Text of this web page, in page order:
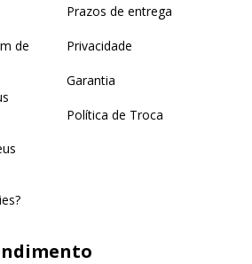
de
Prazos de entrega
Privacidade
Garantia
Política de Troca